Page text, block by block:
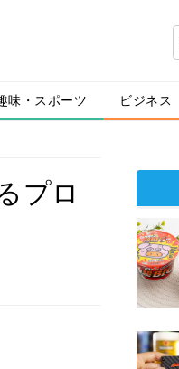
味・スポーツ ビジネス
プロ